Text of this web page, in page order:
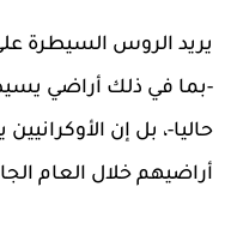
يريد الروس السيطرة
-بما في ذلك أراضي
حاليا-، بل إن
أراضيهم خلال العام الجاري